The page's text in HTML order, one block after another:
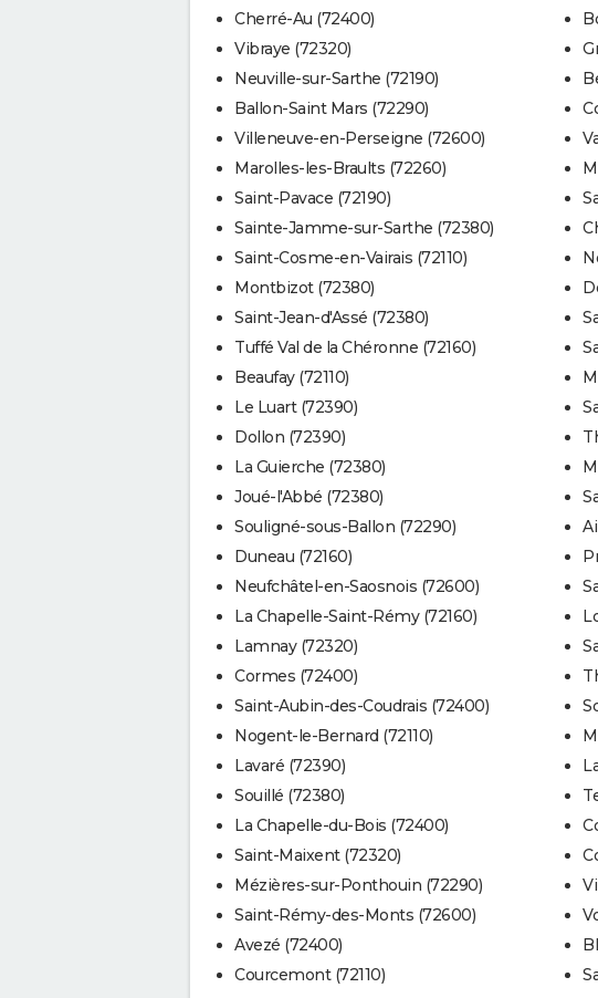
Cherré-Au (72400)
Vibraye (72320)
Neuville-sur-Sarthe (72190)
Ballon-Saint Mars (72290)
Villeneuve-en-Perseigne (72600)
Marolles-les-Braults (72260)
Saint-Pavace (72190)
Sainte-Jamme-sur-Sarthe (72380)
Saint-Cosme-en-Vairais (72110)
Montbizot (72380)
Saint-Jean-d'Assé (72380)
Tuffé Val de la Chéronne (72160)
Beaufay (72110)
Le Luart (72390)
Dollon (72390)
La Guierche (72380)
Joué-l'Abbé (72380)
Souligné-sous-Ballon (72290)
Duneau (72160)
Neufchâtel-en-Saosnois (72600)
La Chapelle-Saint-Rémy (72160)
Lamnay (72320)
Cormes (72400)
Saint-Aubin-des-Coudrais (72400)
Nogent-le-Bernard (72110)
Lavaré (72390)
Souillé (72380)
La Chapelle-du-Bois (72400)
Saint-Maixent (72320)
Mézières-sur-Ponthouin (72290)
Saint-Rémy-des-Monts (72600)
Avezé (72400)
Courcemont (72110)